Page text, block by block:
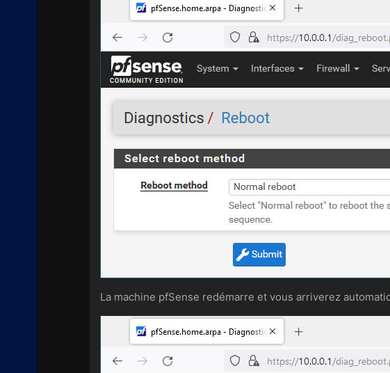
La machine pfSense redémarre et vous arriverez